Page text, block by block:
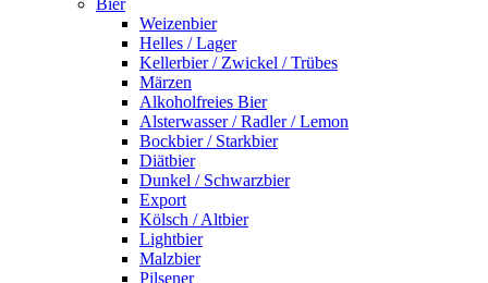
Bier
Weizenbier
Helles / Lager
Kellerbier / Zwickel / Trübes
Märzen
Alkoholfreies Bier
Alsterwasser / Radler / Lemon
Bockbier / Starkbier
Diätbier
Dunkel / Schwarzbier
Export
Kölsch / Altbier
Lightbier
Malzbier
Pilsener